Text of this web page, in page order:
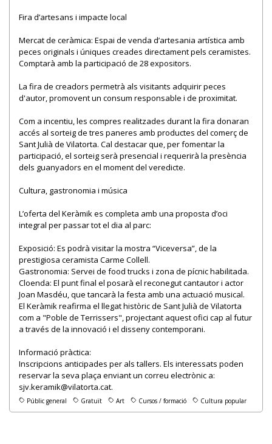
Públic general Gratuït Art Cursos / formació Cultura popular
Fira d’artesans i impacte local
Mercat de ceràmica: Espai de venda d’artesania artística amb
peces originals i úniques creades directament pels ceramistes.
Comptarà amb la participació de 28 expositors.
La fira de creadors permetrà als visitants adquirir peces
d'autor, promovent un consum responsable i de proximitat.
Com a incentiu, les compres realitzades durant la fira donaran
accés al sorteig de tres paneres amb productes del comerç de
Sant Julià de Vilatorta. Cal destacar que, per fomentar la
participació, el sorteig serà presencial i requerirà la presència
dels guanyadors en el moment del veredicte.
Cultura, gastronomia i música
L’oferta del Keràmik es completa amb una proposta d’oci
integral per passar tot el dia al parc:
Exposició: Es podrà visitar la mostra “Viceversa”, de la
prestigiosa ceramista Carme Collell.
Gastronomia: Servei de food trucks i zona de pícnic habilitada.
Cloenda: El punt final el posarà el reconegut cantautor i actor
Joan Masdéu, que tancarà la festa amb una actuació musical.
El Keràmik reafirma el llegat històric de Sant Julià de Vilatorta
com a "Poble de Terrissers", projectant aquest ofici cap al futur
a través de la innovació i el disseny contemporani.
Informació pràctica:
Inscripcions anticipades per als tallers. Els interessats poden
reservar la seva plaça enviant un correu electrònic a:
sjv.keramik@vilatorta.cat.